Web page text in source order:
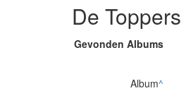
De Toppers
Gevonden Albums
Album^